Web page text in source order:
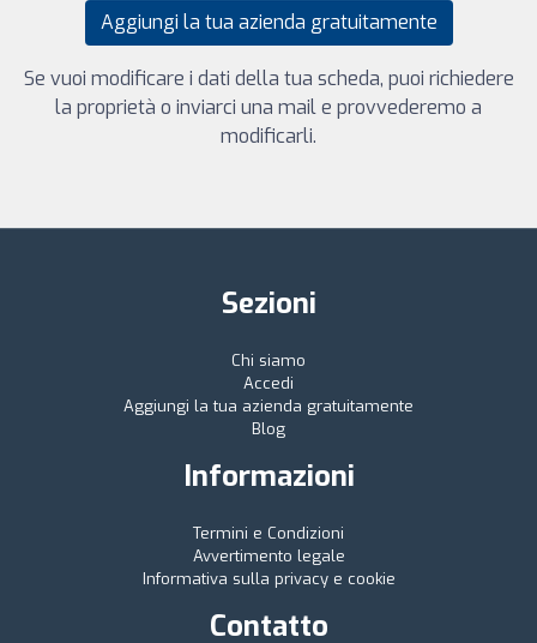
Aggiungi la tua azienda gratuitamente
Se vuoi modificare i dati della tua scheda, puoi richiedere
la proprietà o inviarci una mail e provvederemo a
modificarli.
Sezioni
Chi siamo
Accedi
Aggiungi la tua azienda gratuitamente
Blog
Informazioni
Termini e Condizioni
Avvertimento legale
Informativa sulla privacy e cookie
Contatto